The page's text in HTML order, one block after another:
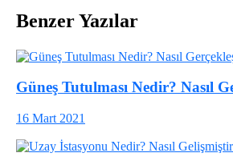
Benzer Yazılar
Güneş Tutulması Nedir? Nasıl
16 Mart 2021